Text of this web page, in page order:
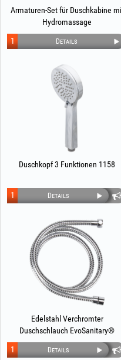
Armaturen-Set für Duschkabine
Hydromassage
Details
1
Duschkopf 3 Funktionen 1158
Details
1
Edelstahl Verchromter
Duschschlauch EvoSanitary®
Details
1